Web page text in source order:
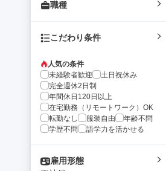
職種
こだわり条件
人気の条件
未経験者歓迎
土日祝休み
完全週休2日制
年間休日120日以上
在宅勤務（リモートワーク）OK
転勤なし
服装自由
年齢不問
学歴不問
語学力を活かせる
雇用形態